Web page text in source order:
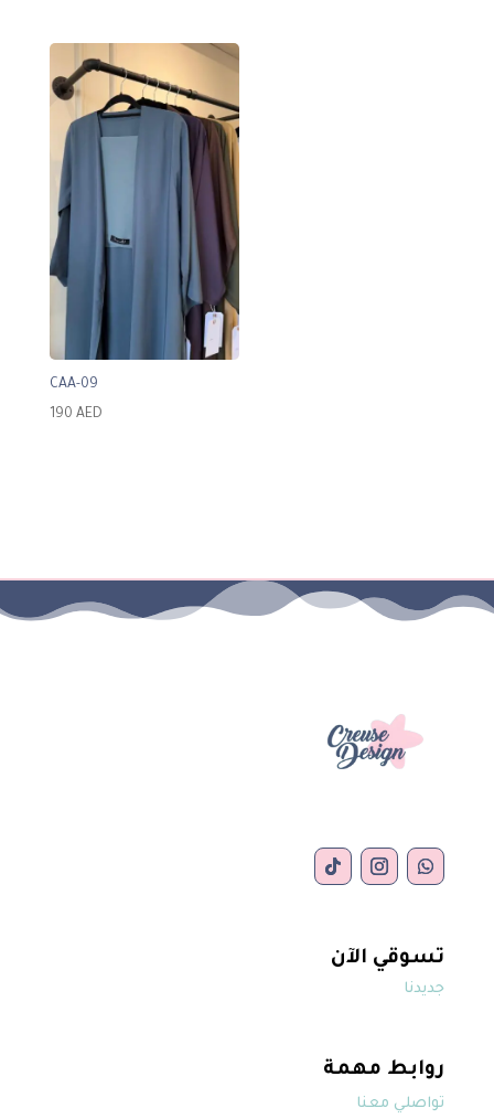
CAA-09
190 AED
تسوقي الآن
جديدنا
روابط مهمة
تواصلي معنا